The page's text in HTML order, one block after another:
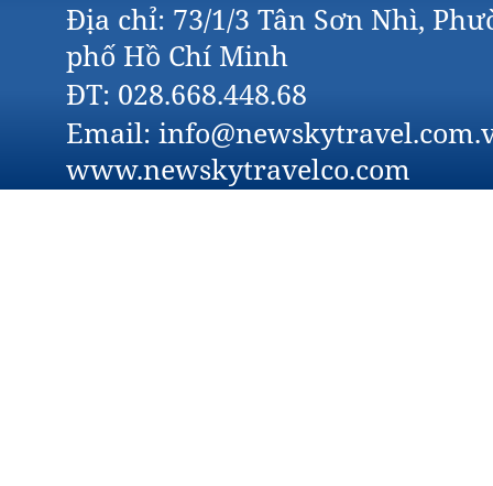
Địa chỉ: 73/1/3 Tân Sơn Nhì,
phố Hồ Chí Minh
ĐT: 028.668.448.68
Email:
www.newskytravelco.com